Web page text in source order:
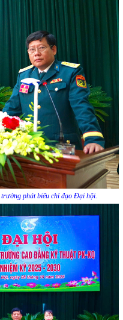
phát biểu chỉ đạo Đại hội.